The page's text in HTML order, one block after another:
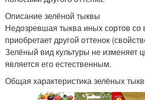
Описание зелёной тыквы
Недозревшая тыква иных сортов со
приобретает другой оттенок
Зелёный вид культуры не изменяет
является его естественным.
Общая характеристика зелёных